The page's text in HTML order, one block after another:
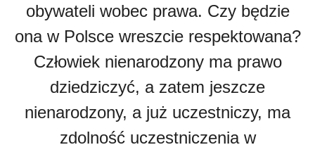
obywateli wobec prawa. Czy będzie
ona w Polsce wreszcie respektowana?
Człowiek nienarodzony ma prawo
dziedziczyć, a zatem jeszcze
nienarodzony, a już uczestniczy, ma
zdolność uczestniczenia w